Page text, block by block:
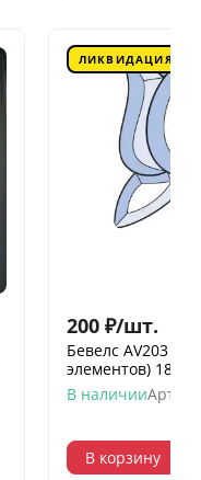
ЛИКВИДАЦИЯ
200 ₽/шт.
Бевелс AV203
элементов) 182
В наличии
В корзину